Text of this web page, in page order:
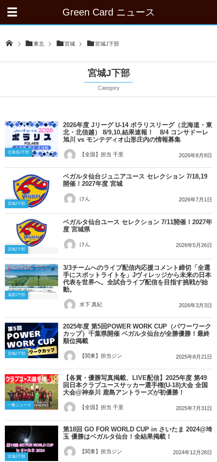
Green Card ニュース
東北 宮城 宮城J下部
宮城J下部
Category
北海道J下部
2026年度 Jリーグ U-14 ポラリスリーグ（北海道・東
北・北信越） 8/9,10,結果速報！ 8/4 コンサドーレ
旭川 vs モンテディオ山形庄内の情報募集
【全国】担当 千里 2026年8月8日
宮城J下部
ベガルタ仙台ジュニアユース セレクション 7/18,19
開催！2027年度 宮城
けん 2026年7月1日
宮城J下部
ベガルタ仙台ユース セレクション 7/11開催！2027年
度 宮城県
けん 2026年5月26日
滋賀J下部
3/3チームへのライブ配信内応援コメント締切「全選
手にスポットライトを」Jヴィレッジから未来の日本
代表を世界へ。全試合ライブ配信を目指す挑戦が始
動。
水下 真紀 2026年3月3日
宮城J下部
2025年度 第5回POWER WORK CUP（パワーワーク
カップ）千葉県開催 ベガルタ仙台が全勝優勝！最終
順位掲載
【関東】担当ジン 2025年8月21日
一般ニュース
【各賞・優勝写真掲載、LIVE配信】2025年度 第49
回日本クラブユースサッカー選手権(U-18)大会 全国
大会@神奈川 鹿島アントラーズが初優勝！
【全国】担当 千里 2025年7月31日
宮城J下部
第18回 GO FOR WORLD CUP in さいたま 2024@埼
玉 優勝はベガルタ仙台！全結果掲載！
【関東】担当ジン 2024年12月28日